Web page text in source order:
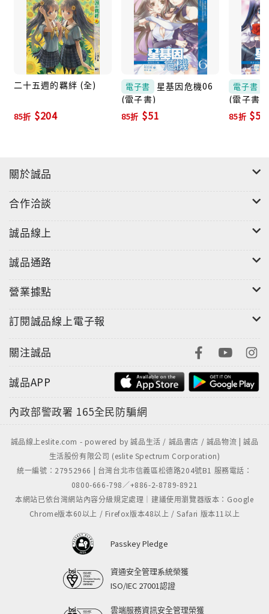
遇到死神，或許代表了絕望與毀滅，卻也可能從中獲得
希望與新生……
「逆鐮計劃」，正式啟動！
二十五週的羈絆 (全)
85折 $204
電子書
星基因危機06
(電子書)
85折 $51
電子書
(電子書)
85折 $51
關於誠品
合作洽談
誠品線上
誠品通路
營業據點
訂閱誠品線上電子報
關注誠品
誠品APP
內政部警政署 165全民防騙網
誠品線上eslite.com - powered by 誠品生活 / 誠品書店 / 誠品物流 | 誠品
生活股份有限公司 (eslite Spectrum Corporation)
統一編號：27952966 | 台灣台北市信義區松德路204號B1 服務電話：
0800-666-798／+886-2-8789-8921
本網站已依台灣網站內容分級規定處理｜建議使用瀏覽器版本：Google
Chrome版本60以上 / Firefox版本48以上 / Safari 版本11以上
Passkey Pledge
資通安全管理系統榮獲
ISO/IEC 27001認證
雲端服務資訊安全管理榮獲